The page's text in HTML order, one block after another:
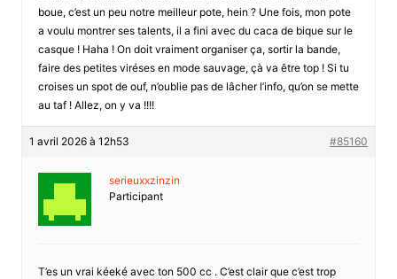
boue, c’est un peu notre meilleur pote, hein ? Une fois, mon pote
a voulu montrer ses talents, il a fini avec du caca de bique sur le
casque ! Haha ! On doit vraiment organiser ça, sortir la bande,
faire des petites viréses en mode sauvage, çà va être top ! Si tu
croises un spot de ouf, n’oublie pas de lâcher l’info, qu’on se mette
au taf ! Allez, on y va !!!!
1 avril 2026 à 12h53 #85160
serieuxxzinzin
Participant
T’es un vrai kéeké avec ton 500 cc . C’est clair que c’est trop